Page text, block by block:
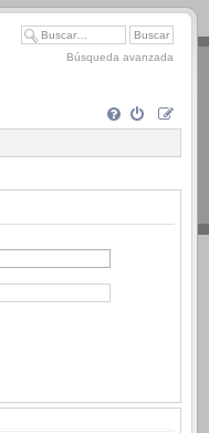
Búsqueda avanzada